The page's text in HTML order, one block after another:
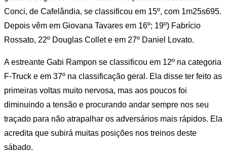
Conci, de Cafelândia, se classificou em 15º, com 1m25s695.
Depois vêm em Giovana Tavares em 16º; 19º) Fabrício
Rossato, 22º Douglas Collet e em 27º Daniel Lovato.
A estreante Gabi Rampon se classificou em 12º na categoria
F-Truck e em 37º na classificação geral. Ela disse ter feito as
primeiras voltas muito nervosa, mas aos poucos foi
diminuindo a tensão e procurando andar sempre nos seu
traçado para não atrapalhar os adversários mais rápidos. Ela
acredita que subirá muitas posições nos treinos deste
sábado.